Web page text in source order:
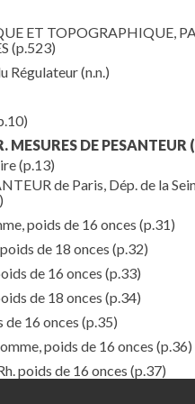
ET TOPOGRAPHIQUE,
(p.523)
Régulateur(n.n.)
MESURES DE PESANTEUR
(p.13)
de Paris, Dép. de la
poids de 16 onces (p.31)
de 18 onces (p.32)
de 16 onces (p.33)
de 18 onces (p.34)
de 16 onces (p.35)
poids de 16 onces (p.36)
poids de 16 onces (p.37)